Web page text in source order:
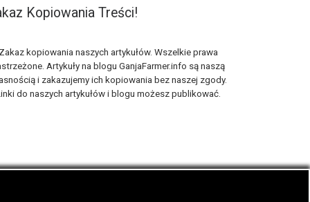
Kopiowania Treści!
Zakaz kopiowania naszych artykułów. Wszelkie prawa
Artykuły na blogu GanjaFarmer.info są naszą
i zakazujemy ich kopiowania bez naszej zgody.
do naszych artykułów i blogu możesz publikować.